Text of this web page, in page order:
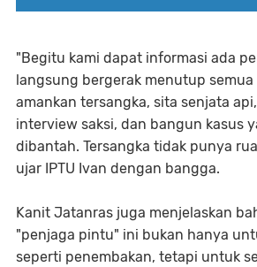
"Begitu kami dapat informasi ada
langsung bergerak menutup semua
amankan tersangka, sita senjata
interview saksi, dan bangun kasus
dibantah. Tersangka tidak punya
ujar IPTU Ivan dengan bangga.
Kanit Jatanras juga menjelaskan
"penjaga pintu" ini bukan hanya
seperti penembakan, tetapi untuk